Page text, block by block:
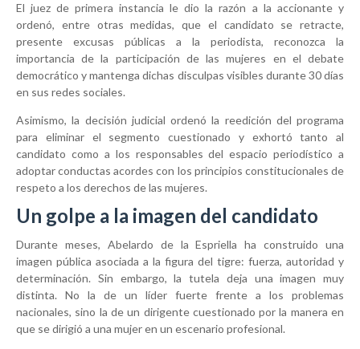
El juez de primera instancia le dio la razón a la accionante y
ordenó, entre otras medidas, que el candidato se retracte,
presente excusas públicas a la periodista, reconozca la
importancia de la participación de las mujeres en el debate
democrático y mantenga dichas disculpas visibles durante 30 días
en sus redes sociales.
Asimismo, la decisión judicial ordenó la reedición del programa
para eliminar el segmento cuestionado y exhortó tanto al
candidato como a los responsables del espacio periodístico a
adoptar conductas acordes con los principios constitucionales de
respeto a los derechos de las mujeres.
Un golpe a la imagen del candidato
Durante meses, Abelardo de la Espriella ha construido una
imagen pública asociada a la figura del tigre: fuerza, autoridad y
determinación. Sin embargo, la tutela deja una imagen muy
distinta. No la de un líder fuerte frente a los problemas
nacionales, sino la de un dirigente cuestionado por la manera en
que se dirigió a una mujer en un escenario profesional.